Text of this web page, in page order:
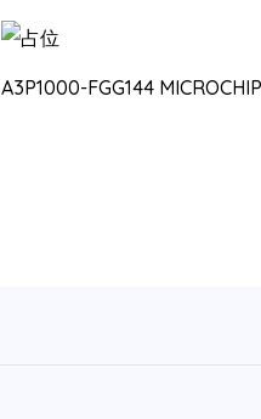
A3P1000-FGG144 MICROCHIP